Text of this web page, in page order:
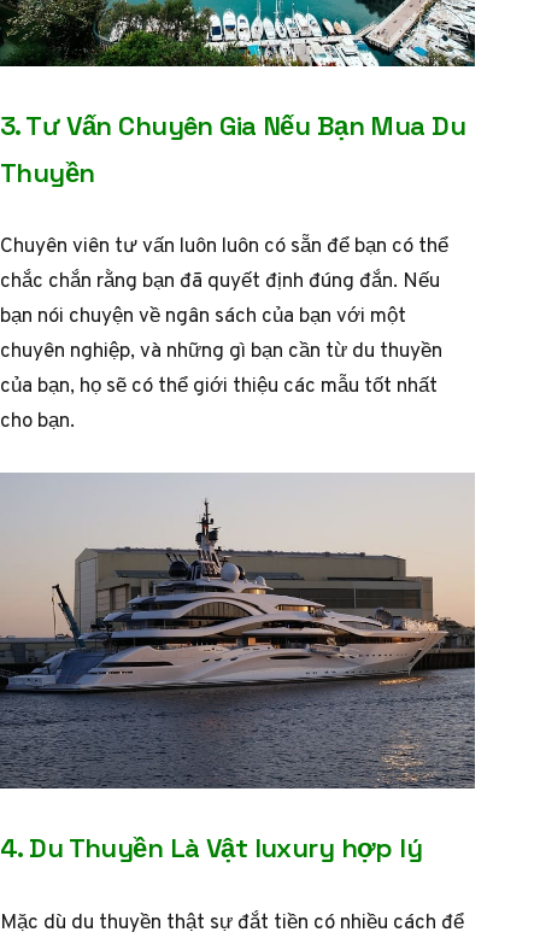
3. Tư Vấn Chuyên Gia Nếu Bạn Mua Du
Thuyền
Chuyên viên tư vấn luôn luôn có sẵn để bạn có thể
chắc chắn rằng bạn đã quyết định đúng đắn. Nếu
bạn nói chuyện về ngân sách của bạn với một
chuyên nghiệp, và những gì bạn cần từ du thuyền
của bạn, họ sẽ có thể giới thiệu các mẫu tốt nhất
cho bạn.
4. Du Thuyền Là Vật luxury hợp lý
Mặc dù du thuyền thật sự đắt tiền có nhiều cách để